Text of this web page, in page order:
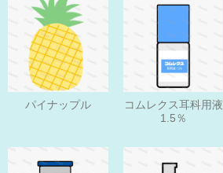
パイナップル
コムレクス耳科用液
1.5％